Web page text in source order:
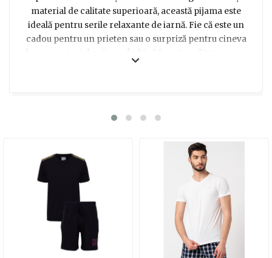
material de calitate superioară, această pijama este
ideală pentru serile relaxante de iarnă. Fie că este un
cadou pentru un prieten sau o surpriză pentru cineva
drag, acest set de pijama îmbină funcționalitatea cu un